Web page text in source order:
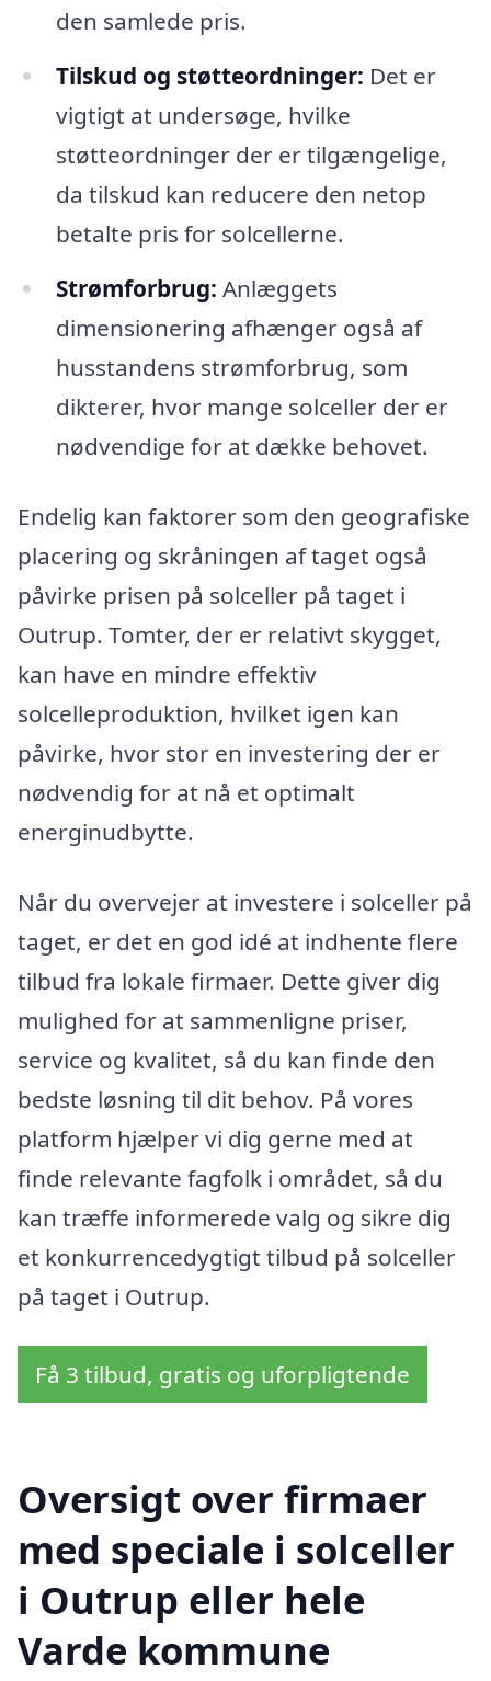
den samlede pris.
Tilskud og støtteordninger: Det er
vigtigt at undersøge, hvilke
støtteordninger der er tilgængelige,
da tilskud kan reducere den netop
betalte pris for solcellerne.
Strømforbrug: Anlæggets
dimensionering afhænger også af
husstandens strømforbrug, som
dikterer, hvor mange solceller der er
nødvendige for at dække behovet.
Endelig kan faktorer som den geografiske
placering og skråningen af taget også
påvirke prisen på solceller på taget i
Outrup. Tomter, der er relativt skygget,
kan have en mindre effektiv
solcelleproduktion, hvilket igen kan
påvirke, hvor stor en investering der er
nødvendig for at nå et optimalt
energinudbytte.
Når du overvejer at investere i solceller på
taget, er det en god idé at indhente flere
tilbud fra lokale firmaer. Dette giver dig
mulighed for at sammenligne priser,
service og kvalitet, så du kan finde den
bedste løsning til dit behov. På vores
platform hjælper vi dig gerne med at
finde relevante fagfolk i området, så du
kan træffe informerede valg og sikre dig
et konkurrencedygtigt tilbud på solceller
på taget i Outrup.
Få 3 tilbud, gratis og uforpligtende
Oversigt over firmaer
med speciale i solceller
i Outrup eller hele
Varde kommune